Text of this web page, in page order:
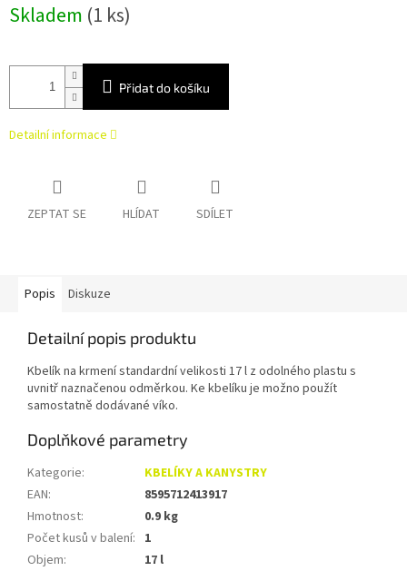
cena:
Skladem (1 ks)
Přidat do košíku
Detailní informace
ZEPTAT SE HLÍDAT SDÍLET
Popis Diskuze
Detailní popis produktu
Kbelík na krmení standardní velikosti 17 l z odolného plastu s
uvnitř naznačenou odměrkou. Ke kbelíku je možno použít
samostatně dodávané víko.
Doplňkové parametry
Kategorie:
KBELÍKY A KANYSTRY
EAN:
8595712413917
Hmotnost:
0.9 kg
Počet kusů v balení: 1
Objem: 17 l